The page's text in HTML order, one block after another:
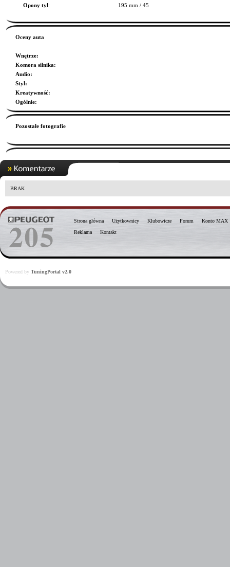
Opony tył: 195 mm / 45
Oceny auta
Wnętrze:
Komora silnika:
Audio:
Styl:
Kreatywność:
Ogólnie:
Pozostałe fotografie
BRAK
Strona główna Użytkownicy Klubowicze Forum
Konto MAX
Reklama
Kontakt
Powered by TuningPortal v2.0